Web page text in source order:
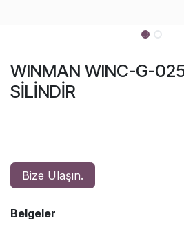
WINMAN WINC-G-
SİLİNDİR
Bize Ulaşın.
Belgeler